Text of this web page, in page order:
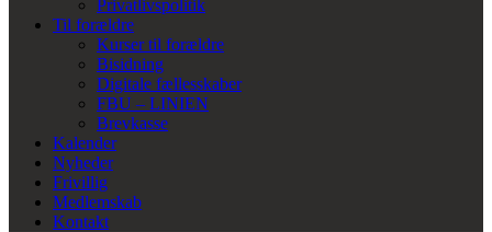
Privatlivspolitik
Til forældre
Kurser til forældre
Bisidning
Digitale fællesskaber
FBU – LINIEN
Brevkasse
Kalender
Nyheder
Frivillig
Medlemskab
Kontakt